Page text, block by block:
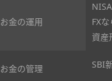
お金の運用
FX
資産
お金の管理 SBI